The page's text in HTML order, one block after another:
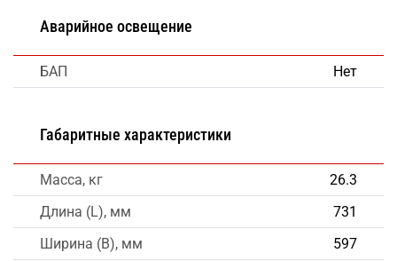
Аварийное освещение
БАП Нет
Габаритные характеристики
Масса, кг
26.3
Длина (L), мм
731
Ширина (B), мм
597